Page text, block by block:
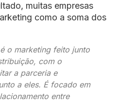
muitas empresas
como a soma dos
o marketing feito junto
com o
a parceria e
a eles. É focado em
entre